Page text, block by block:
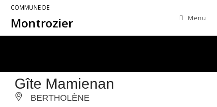
COMMUNE DE
Montrozier Menu
Gîte Mamienan
BERTHOLÈNE